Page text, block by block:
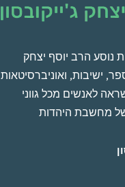
נוסע הרב יוסף יצחק
ישיבות, ואוניברסיטאות
לאנשים מכל גווני
מחשבת היהדות